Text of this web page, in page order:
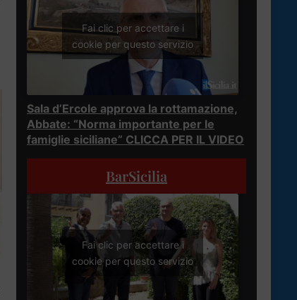
Fai clic per accettare i
cookie per questo servizio
Sala d’Ercole approva la rottamazione,
Abbate: “Norma importante per le
famiglie siciliane” CLICCA PER IL VIDEO
BarSicilia
Fai clic per accettare i
cookie per questo servizio